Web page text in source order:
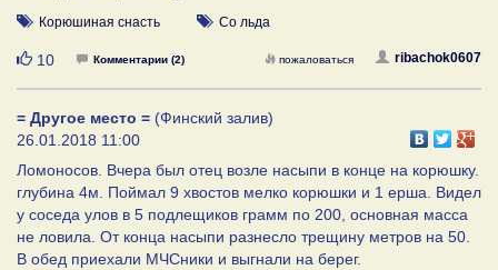
Корюшиная снасть Со льда
Нравится
10 Комментарии (2) ribachok0607
пожаловаться
= Другое место = (Финский залив)
26.01.2018 11:00
Ломоносов. Вчера был отец возле насыпи в конце на корюшку.
глубина 4м. Поймал 9 хвостов мелко корюшки и 1 ерша. Видел
у соседа улов в 5 подлещиков грамм по 200, основная масса
не ловила. От конца насыпи разнесло трещину метров на 50.
В обед приехали МЧСники и выгнали на берег.